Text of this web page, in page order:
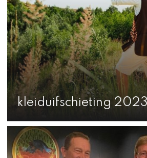
kleiduifschieting 2023